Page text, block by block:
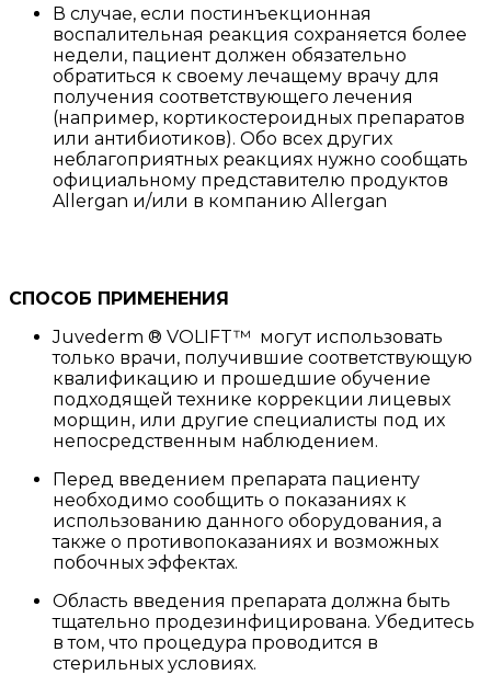
В случае, если постинъекционная
воспалительная реакция сохраняется более
недели, пациент должен обязательно
обратиться к своему лечащему врачу для
получения соответствующего лечения
(например, кортикостероидных препаратов
или антибиотиков). Обо всех других
неблагоприятных реакциях нужно сообщать
официальному представителю продуктов
Allergan и/или в компанию Allergan
СПОСОБ ПРИМЕНЕНИЯ
Juvederm ® VOLIFT™ могут использовать
только врачи, получившие соответствующую
квалификацию и прошедшие обучение
подходящей технике коррекции лицевых
морщин, или другие специалисты под их
непосредственным наблюдением.
Перед введением препарата пациенту
необходимо сообщить о показаниях к
использованию данного оборудования, а
также о противопоказаниях и возможных
побочных эффектах.
Область введения препарата должна быть
тщательно продезинфицирована. Убедитесь
в том, что процедура проводится в
стерильных условиях.